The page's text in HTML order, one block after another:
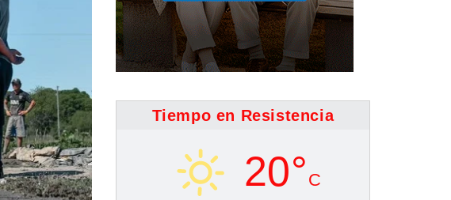
Tiempo en Resistencia
20° C